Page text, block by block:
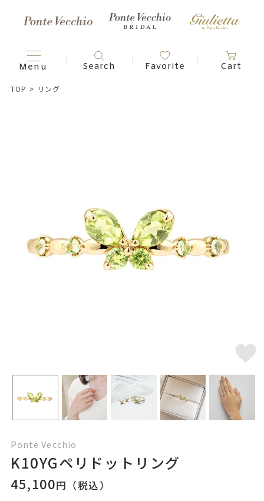
TOP > リング
Ponte Vecchio
K10YGペリドットリング
45,100円（税込）